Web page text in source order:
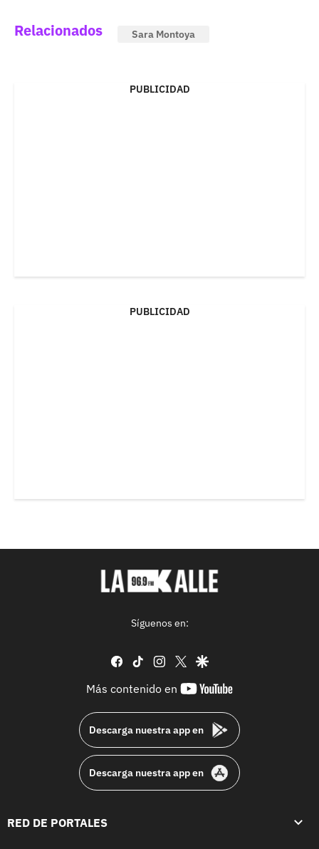
Relacionados Sara Montoya
PUBLICIDAD
PUBLICIDAD
Síguenos en:
facebook
tiktok instagram
twittergoogle
Más contenido en
youtube-
Descarga nuestra app en
Descarga nuestra app en
RED DE PORTALES